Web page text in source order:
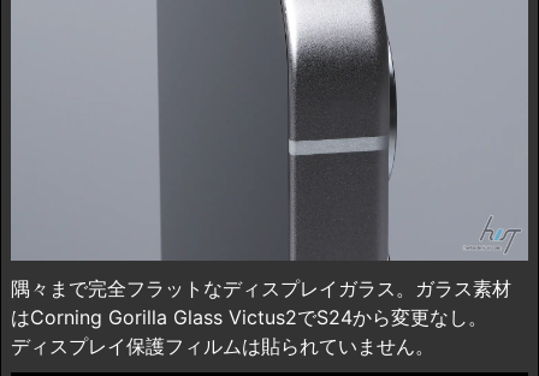
隅々まで完全フラットなディスプレイガラス。ガラス素材
はCorning Gorilla Glass Victus2でS24から変更なし。
ディスプレイ保護フィルムは貼られていません。